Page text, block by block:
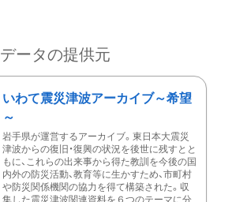
データの提供元
いわて震災津波アーカイブ～希望
～
岩手県が運営するアーカイブ。東日本大震災
津波からの復旧・復興の状況を後世に残すとと
もに、これらの出来事から得た教訓を今後の国
内外の防災活動、教育等に生かすため、市町村
や防災関係機関の協力を得て構築された。収
集した震災津波関連資料を６つのテーマに分